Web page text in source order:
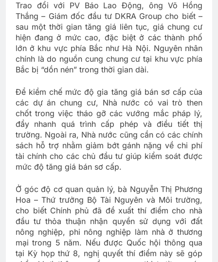
Trao đổi với PV Báo Lao Động, ông Võ Hồng
Thắng – Giám đốc đầu tư DKRA Group cho biết –
sau một thời gian tăng giá liên tục, giá chung cư
hiện đang ở mức cao, đặc biệt ở các thành phố
lớn ở khu vực phía Bắc như Hà Nội. Nguyên nhân
chính là do nguồn cung chung cư tại khu vực phía
Bắc bị “dồn nén” trong thời gian dài.
Để kiềm chế mức độ gia tăng giá bán sơ cấp của
các dự án chung cư, Nhà nước có vai trò then
chốt trong việc tháo gỡ các vướng mắc pháp lý,
đẩy nhanh quá trình cấp phép và điều tiết thị
trường. Ngoài ra, Nhà nước cũng cần có các chính
sách hỗ trợ nhằm giảm bớt gánh nặng về chi phí
tài chính cho các chủ đầu tư giúp kiểm soát được
mức độ tăng giá bán sơ cấp.
Ở góc độ cơ quan quản lý, bà Nguyễn Thị Phương
Hoa – Thứ trưởng Bộ Tài Nguyên và Môi trường,
cho biết Chính phủ đã đề xuất thí điểm cho nhà
đầu tư thỏa thuận nhận quyền sử dụng với đất
nông nghiệp, phi nông nghiệp làm nhà ở thương
mại trong 5 năm. Nếu được Quốc hội thông qua
tại Kỳ họp thứ 8, nghị quyết thí điểm này sẽ góp